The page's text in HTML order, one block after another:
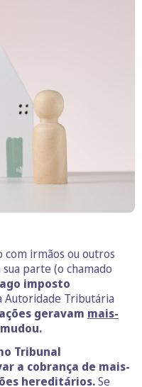
com irmãos ou outros
parte (o chamado
imposto
Autoridade Tributária
geravam mais-
Tribunal
a cobrança de mais-
hereditários.Se